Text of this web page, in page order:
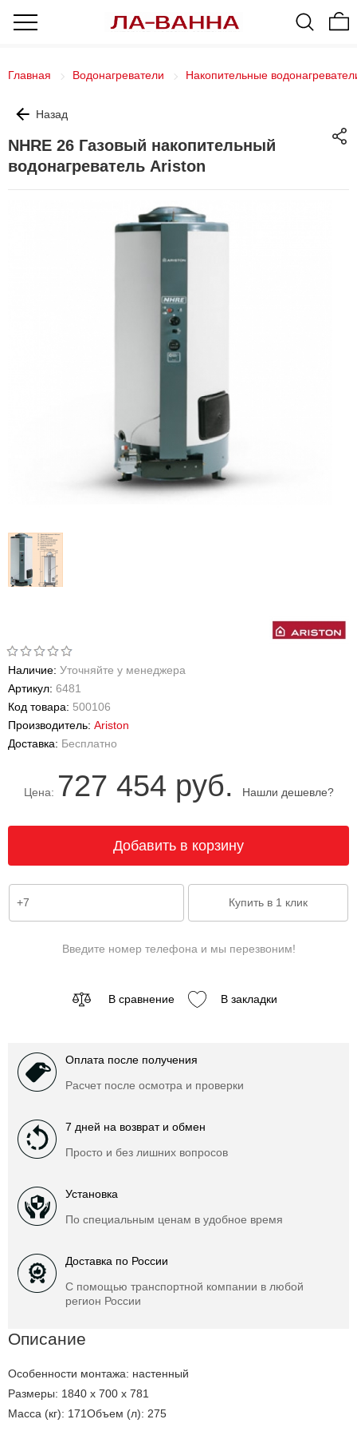
Главная Водонагреватели Накопительные
Назад
NHRE 26 Газовый накопительный
водонагреватель Ariston
Наличие: Уточняйте у менеджера
Артикул: 6481
Код товара: 500106
Производитель: Ariston
Доставка: Бесплатно
Цена: 727 454 руб. Нашли дешевле?
Введите номер телефона и мы перезвоним!
В сравнение В закладки
Оплата после получения
Расчет после осмотра и проверки
7 дней на возврат и обмен
Просто и без лишних вопросов
Установка
По специальным ценам в удобное время
Доставка по России
С помощью транспортной компании в любой
регион России
Описание
Особенности монтажа: настенный
Размеры: 1840 х 700 х 781
Масса (кг): 171Объем (л): 275